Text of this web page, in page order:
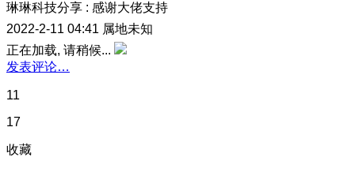
琳琳科技分享 : 感谢大佬支持
2022-2-11 04:41 属地未知
正在加载, 请稍候...
发表评论…
11
17
收藏